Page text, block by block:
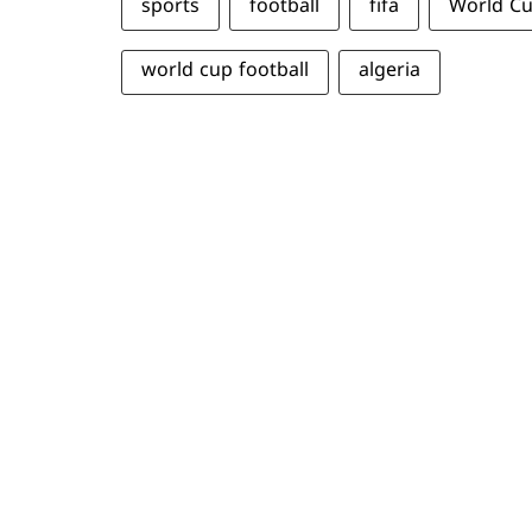
sports football fifa World
world cup football algeria